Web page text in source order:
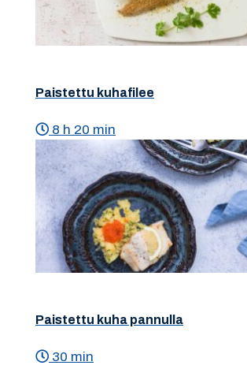
Paistettu kuhafilee
8 h 20 min
Paistettu kuha pannulla
30 min